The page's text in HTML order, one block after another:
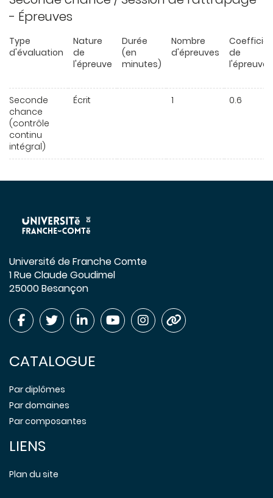
- Épreuves
Type
d'évaluation
Nature
de
l'épreuve
Durée
(en
minutes)
Nombre
d'épreuves
de
l'épreuve
Seconde
chance
(contrôle
continu
intégral)
Écrit 1 0.6
Université de Franche Comte
1 Rue Claude Goudimel
25000 Besançon
CATALOGUE
Par diplômes
Par domaines
Par composantes
LIENS
Plan du site